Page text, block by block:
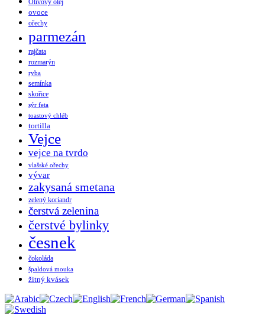
Olivový olej
ovoce
ořechy
parmezán
rajčata
rozmarýn
ryba
semínka
skořice
sýr feta
toastový chléb
tortilla
Vejce
vejce na tvrdo
vlašské ořechy
vývar
zakysaná smetana
zelený koriandr
čerstvá zelenina
čerstvé bylinky
česnek
čokoláda
špaldová mouka
žitný kvásek